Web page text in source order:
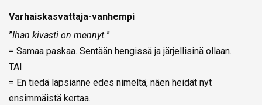
Varhaiskasvattaja-vanhempi
”Ihan kivasti on mennyt.”
= Samaa paskaa. Sentään hengissä ja järjellisinä ollaan.
TAI
= En tiedä lapsianne edes nimeltä, näen heidät nyt
ensimmäistä kertaa.